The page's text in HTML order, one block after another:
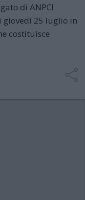
di ANPCI
giovedì 25 luglio in
costituisce